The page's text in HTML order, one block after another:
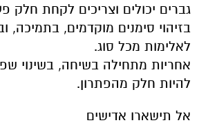
גברים יכולים וצריכים לקחת חלק
בזיהוי סימנים מוקדמים, בתמיכה,
לאלימות מכל סוג.
אחריות מתחילה בשיחה, בשינוי
להיות חלק מהפתרון.
אל תישארו אדישים